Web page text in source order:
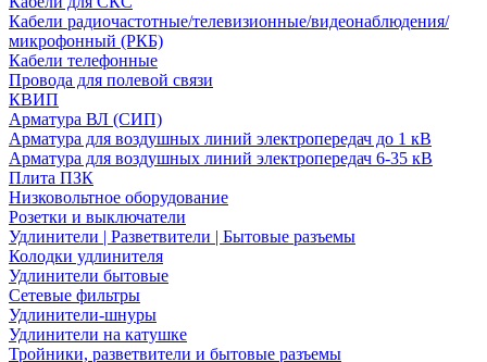
Кабели радиочастотные/телевизионные/видеонаблюдения/
микрофонный (РКБ)
Кабели телефонные
Провода для полевой связи
КВИП
Арматура ВЛ (СИП)
Арматура для воздушных линий электропередач до 1 кВ
Арматура для воздушных линий электропередач 6-35 кВ
Плита ПЗК
Низковольтное оборудование
Розетки и выключатели
Удлинители | Разветвители | Бытовые разъемы
Колодки удлинителя
Удлинители бытовые
Сетевые фильтры
Удлинители-шнуры
Удлинители на катушке
Тройники, разветвители и бытовые разъемы